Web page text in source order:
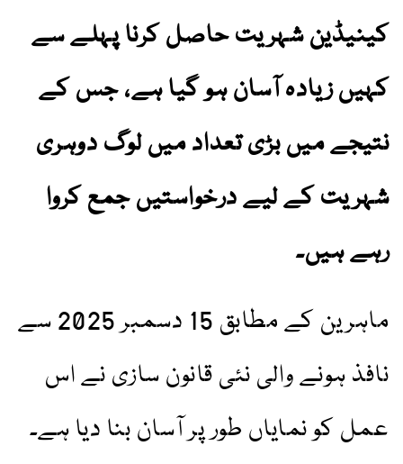
کینیڈین شہریت حاصل کرنا پہلے سے
کہیں زیادہ آسان ہو گیا ہے، جس کے
نتیجے میں بڑی تعداد میں لوگ دوہری
شہریت کے لیے درخواستیں جمع کروا
رہے ہیں۔
ماہرین کے مطابق 15 دسمبر 2025 سے
نافذ ہونے والی نئی قانون سازی نے اس
عمل کو نمایاں طور پر آسان بنا دیا ہے۔